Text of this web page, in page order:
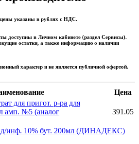
указаны в рублях с НДС.
доступны в Личном кабинете (раздел Сервисы).
остатки, а также информацию о наличии
характер и не является публичной офертой.
Цена
для пригот. р-ра для
амп. №5 (аналог
391.05